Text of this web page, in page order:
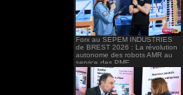
Forx au SEPEM INDUSTRIES
de BREST 2026 : La révolution
autonome des robots AMR au
service des PME